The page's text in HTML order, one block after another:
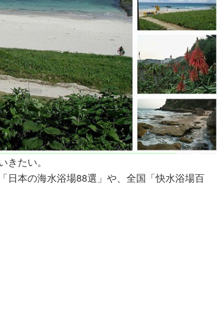
たい。
日本の海水浴場88選」や、全国「快水浴場百